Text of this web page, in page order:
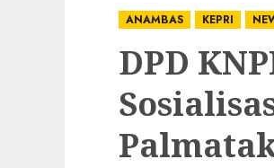
ANAMBAS KEPRI
DPD